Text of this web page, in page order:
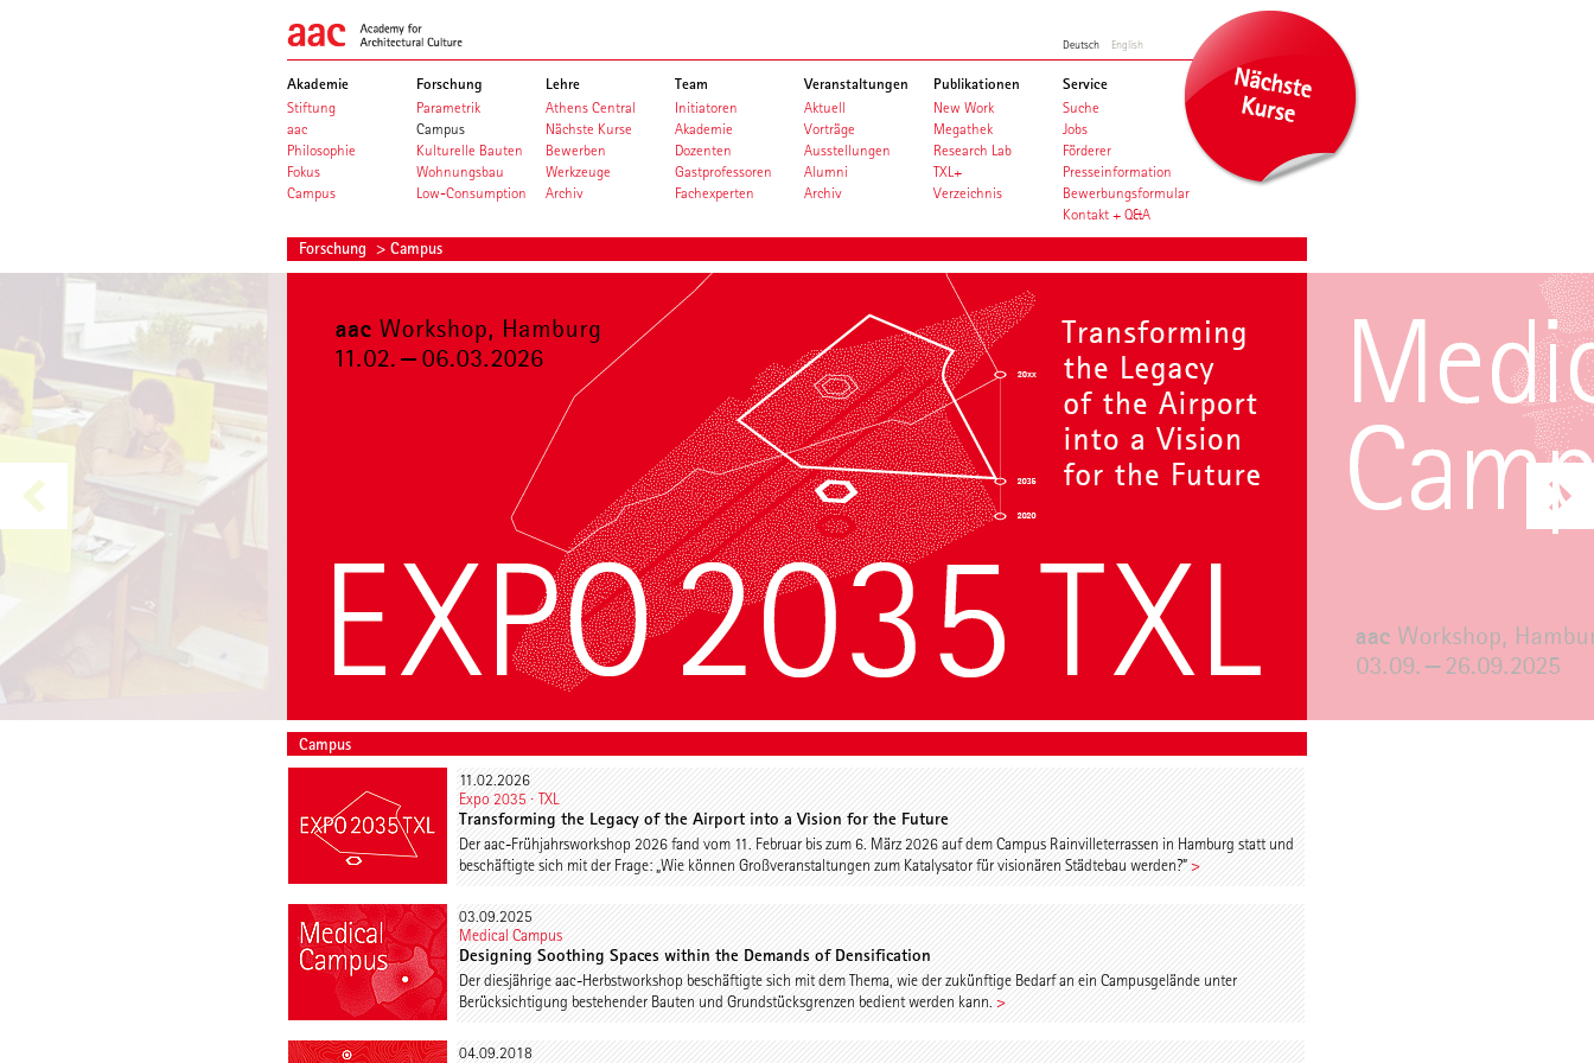
Deutsch English
Akademie
Stiftung
aac
Philosophie
Fokus
Campus
Forschung
Parametrik
Campus
Kulturelle Bauten
Wohnungsbau
Low-Consumption
Lehre
Athens Central
Nächste Kurse
Bewerben
Werkzeuge
Archiv
Team
Initiatoren
Akademie
Dozenten
Gastprofessoren
Fachexperten
Veranstaltungen
Aktuell
Vorträge
Ausstellungen
Alumni
Archiv
Publikationen
New Work
Megathek
Research Lab
TXL+
Verzeichnis
Service
Suche
Jobs
Förderer
Presseinformation
Bewerbungsformular
Kontakt + Q&A
Forschung > Campus
Campus
11.02.2026
Expo 2035 ∙ TXL
Transforming the Legacy of the Airport into a Vision for the Future
Der aac-Frühjahrsworkshop 2026 fand vom 11. Februar bis zum 6. März 2026 auf dem Campus Rainvilleterrassen in Hamburg statt und
beschäftigte sich mit der Frage: „Wie können Großveranstaltungen zum Katalysator für visionären Städtebau werden?”>
03.09.2025
Medical Campus
Designing Soothing Spaces within the Demands of Densification
Der diesjährige aac-Herbstworkshop beschäftigte sich mit dem Thema, wie der zukünftige Bedarf an ein Campusgelände unter
Berücksichtigung bestehender Bauten und Grundstücksgrenzen bedient werden kann. >
04.09.2018